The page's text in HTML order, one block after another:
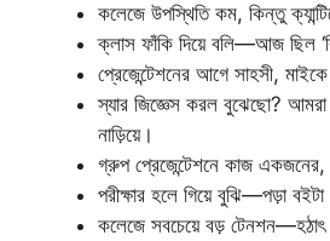
কলেজে উপস্থিতি কম, কিন্তু
ক্লাস ফাঁকি দিয়ে বলি—আজ ছিল
প্রেজেন্টেশনের আগে সাহসী,
স্যার জিজ্ঞেস করল বুঝেছো?
নাড়িয়ে।
গ্রুপ প্রেজেন্টেশনে কাজ একজনের,
পরীক্ষার হলে গিয়ে বুঝি—পড়া
কলেজে সবচেয়ে বড়